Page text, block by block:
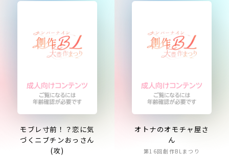
モブレ寸前！？恋に気
づくニブチンおっさん
(攻)
オトナのオモチャ屋さ
ん
第16回創作BLまつり